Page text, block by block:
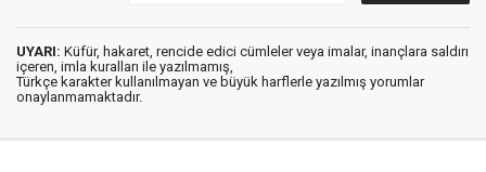
UYARI: Küfür, hakaret, rencide edici cümleler veya imalar, inançlara saldırı
içeren, imla kuralları ile yazılmamış,
Türkçe karakter kullanılmayan ve büyük harflerle yazılmış yorumlar
onaylanmamaktadır.